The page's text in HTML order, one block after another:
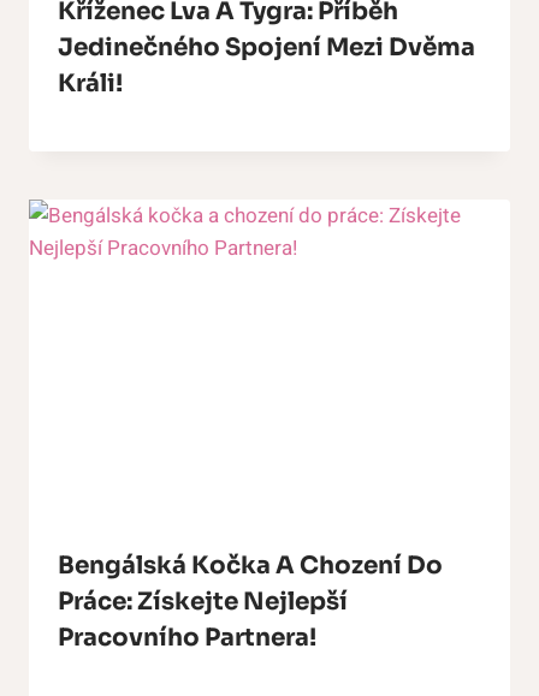
Kříženec Lva A Tygra: Příběh
Jedinečného Spojení Mezi Dvěma
Králi!
Bengálská Kočka A Chození Do
Práce: Získejte Nejlepší
Pracovního Partnera!